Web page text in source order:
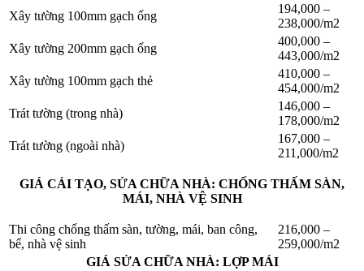
Xây tường 100mm gạch ống
194,000 –
238,000/m2
Xây tường 200mm gạch ống
400,000 –
443,000/m2
Xây tường 100mm gạch thẻ
410,000 –
454,000/m2
Trát tường (trong nhà)
146,000 –
178,000/m2
Trát tường (ngoài nhà)
167,000 –
211,000/m2
GIÁ CẢI TẠO, SỬA CHỮA NHÀ: CHỐNG THẤM SÀN,
MÁI, NHÀ VỆ SINH
Thi công chống thấm sàn, tường, mái, ban công,
bể, nhà vệ sinh
216,000 –
259,000/m2
GIÁ SỬA CHỮA NHÀ: LỢP MÁI